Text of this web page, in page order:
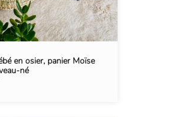
en osier, panier Moïse
né